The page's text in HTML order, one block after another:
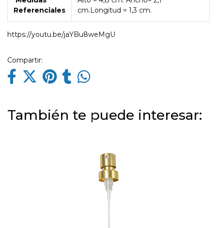
Referenciales
cm.Longitud = 1,3 cm.
https://youtu.be/jaYBu8weMgU
Compartir:
También te puede interesar: